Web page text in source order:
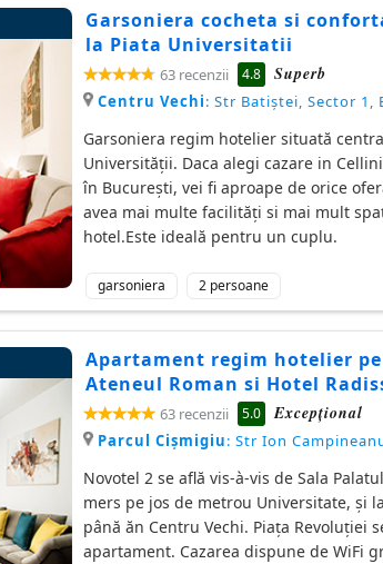
Garsoniera cocheta si
la Piata Universitatii
63 recenzii 4.8 Superb
Centru Vechi: Str Batiștei, Sector 1,
Garsoniera regim hotelier situată
Universității. Daca alegi cazare in
în București, vei fi aproape de orice
avea mai multe facilități si mai mult
hotel.Este ideală pentru un cuplu.
garsoniera 2 persoane
Apartament regim hotelier
Ateneul Roman si Hotel
63 recenzii 5.0 Excepţional
Parcul Cișmigiu: Str Ion
Novotel 2 se află vis-à-vis de Sala
mers pe jos de metrou Universitate, și
până ăn Centru Vechi. Piața Revoluției
apartament. Cazarea dispune de WiFi